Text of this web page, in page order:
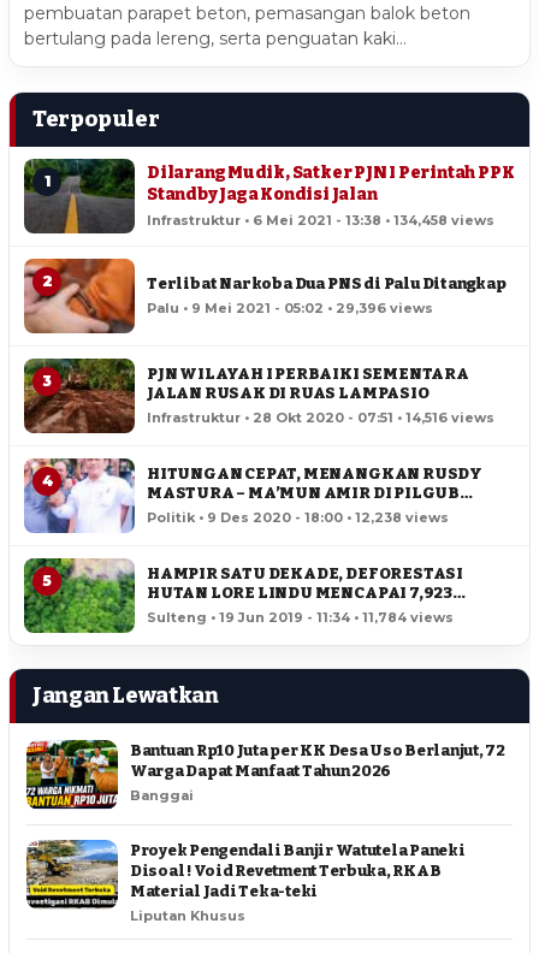
pembuatan parapet beton, pemasangan balok beton
bertulang pada lereng, serta penguatan kaki…
Terpopuler
1
Dilarang Mudik, Satker PJN I Perintah PPK
Standby Jaga Kondisi Jalan
Infrastruktur • 6 Mei 2021 - 13:38 • 134,458 views
2 Terlibat Narkoba Dua PNS di Palu Ditangkap
Palu • 9 Mei 2021 - 05:02 • 29,396 views
3
PJN WILAYAH I PERBAIKI SEMENTARA
JALAN RUSAK DI RUAS LAMPASIO
Infrastruktur • 28 Okt 2020 - 07:51 • 14,516 views
4
HITUNGAN CEPAT, MENANGKAN RUSDY
MASTURA – MA’MUN AMIR DI PILGUB
SULTENG
Politik • 9 Des 2020 - 18:00 • 12,238 views
5
HAMPIR SATU DEKADE, DEFORESTASI
HUTAN LORE LINDU MENCAPAI 7,923
HEKTAR
Sulteng • 19 Jun 2019 - 11:34 • 11,784 views
Jangan Lewatkan
Bantuan Rp10 Juta per KK Desa Uso Berlanjut, 72
Warga Dapat Manfaat Tahun 2026
Banggai
Proyek Pengendali Banjir Watutela Paneki
Disoal ! Void Revetment Terbuka, RKAB
Material Jadi Teka-teki
Liputan Khusus